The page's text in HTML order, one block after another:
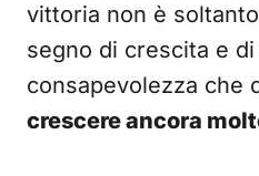
vittoria non è
segno di crescita e
consapevolezza che
crescere ancora